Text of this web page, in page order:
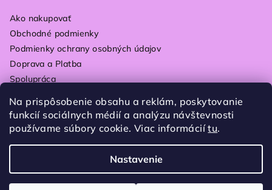
Na prispôsobenie obsahu a reklám, poskytovanie
funkcií sociálnych médií a analýzu návštevnosti
používame súbory cookie. Viac informáciítu.
Nastavenie
Ako nakupovať
Obchodné podmienky
Podmienky ochrany osobných údajov
Doprava a Platba
Spolupráca
Vrátenie tovaru
Blog
Upraviť nastavenie cookies